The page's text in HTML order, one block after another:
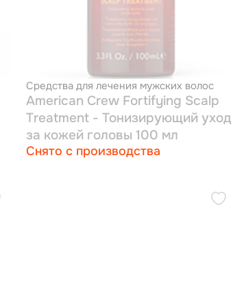
Средства для лечения мужских волос
American Crew Fortifying Scalp
Treatment - Тонизирующий уход
за кожей головы 100 мл
Снято с производства